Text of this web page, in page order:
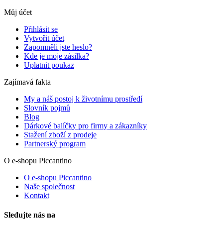
Můj účet
Přihlásit se
Vytvořit účet
Zapomněli jste heslo?
Kde je moje zásilka?
Uplatnit poukaz
Zajímavá fakta
My a náš postoj k životnímu prostředí
Slovník pojmů
Blog
Dárkové balíčky pro firmy a zákazníky
Stažení zboží z prodeje
Partnerský program
O e-shopu Piccantino
O e-shopu Piccantino
Naše společnost
Kontakt
Sledujte nás na